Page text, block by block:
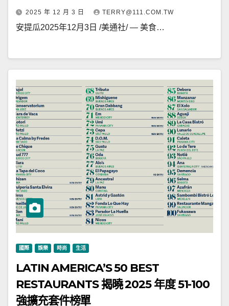
2025 年 12 月 3 日 TERRY@111.COM.TW
安提瓜2025年12月3日 /美通社/ — 美食…
國際 娛樂 時尚 生活
LATIN AMERICA’S 50 BEST
RESTAURANTS 揭曉 2025 年度 51-100
強擴充套件榜單